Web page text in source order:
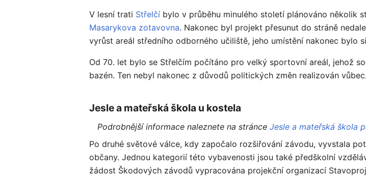
V lesní trati Střelčí bylo v průběhu minulého století plánováno několik
Masarykova zotavovna. Nakonec byl projekt přesunut do stráně
vyrůst areál středního odborného učiliště, jeho umístění nakonec bylo
Od 70. let bylo se Střelčím počítáno pro velký sportovní areál, jehož
bazén. Ten nebyl nakonec z důvodů politických změn realizován vůbec.
Jesle a mateřská škola u kostela
Podrobnější informace naleznete na stránceJesle a mateřská škola
Po druhé světové válce, kdy započalo rozšiřování závodu, vyvstala
občany. Jednou kategorií této vybavenosti jsou také předškolní
žádost Škodových závodů vypracována projekční organizací